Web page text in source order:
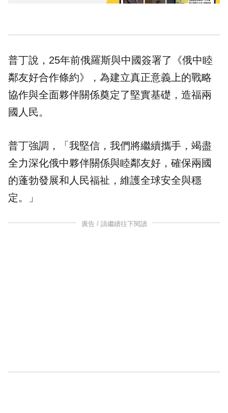
普丁說，25年前俄羅斯與中國簽署了《俄中睦
鄰友好合作條約》，為建立真正意義上的戰略
協作與全面夥伴關係奠定了堅實基礎，造福​​兩
國人民。
普丁強調，「我堅信，我們將繼續攜手，竭盡
全力深化俄中夥伴關係與睦鄰友好，確保兩國
的蓬勃發展和人民福祉，維護全球安全與穩
定。」
廣告 / 請繼續往下閱讀